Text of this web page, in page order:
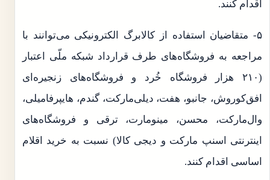
اقدام کنند.
۵- متقاضیان استفاده از کالابرگ الکترونیکی می‌توانند با
مراجعه به فروشگاه‌های طرف قرارداد شبکه ملّی اعتبار
(۲۱۰ هزار فروشگاه خُرد و فروشگاه‌های زنجیره‌ای
افق‌کوروش، جانبو، هفت، دیلی‌مارکت، گندم، هایپرفامیلی،
وال‌مارکت، محسن، مینومارت، ترقی و فروشگاه‌های
اینترنتی اسنپ مارکت و دیجی کالا) نسبت به خرید اقلام
اساسی اقدام کنند.